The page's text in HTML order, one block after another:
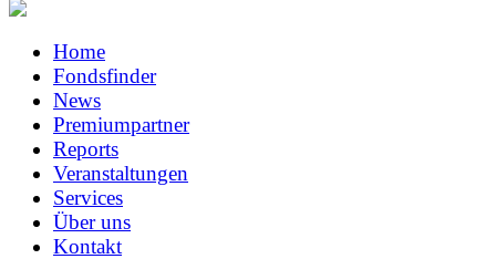
Home
Fondsfinder
News
Premiumpartner
Reports
Veranstaltungen
Services
Über uns
Kontakt